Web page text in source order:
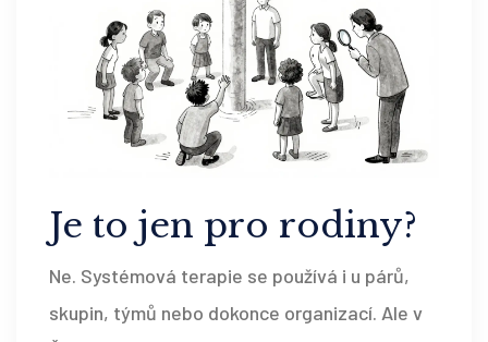
Je to jen pro rodiny?
Ne. Systémová terapie se používá i u párů,
skupin, týmů nebo dokonce organizací. Ale v